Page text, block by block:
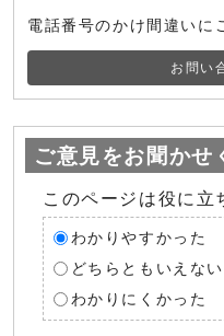
電話番号のかけ間違いに
お問い
ご意見をお聞かせ
このページは役に立
わかりやすかった
どちらともいえない
わかりにくかった